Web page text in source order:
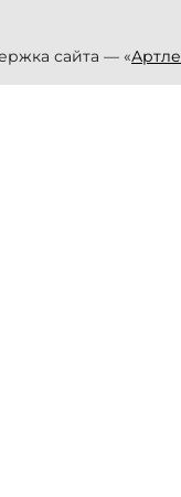
сайта — «